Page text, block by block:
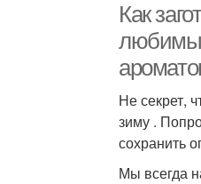
Как
Не секрет,
зиму .
сохранить
Мы всегда